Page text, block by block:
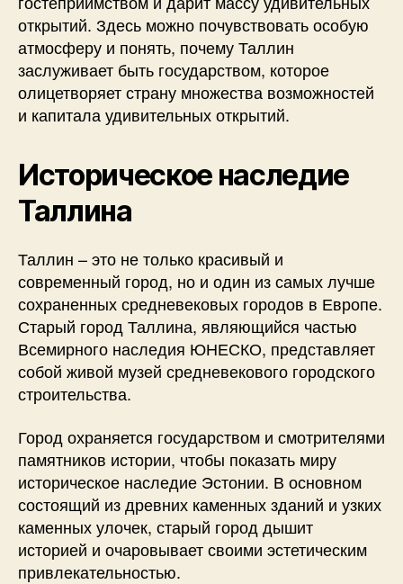
открытий. Здесь можно почувствовать особую
атмосферу и понять, почему Таллин
заслуживает быть государством, которое
олицетворяет страну множества возможностей
и капитала удивительных открытий.
Историческое наследие
Таллина
Таллин – это не только красивый и
современный город, но и один из самых лучше
сохраненных средневековых городов в Европе.
Старый город Таллина, являющийся частью
Всемирного наследия ЮНЕСКО, представляет
собой живой музей средневекового городского
строительства.
Город охраняется государством и смотрителями
памятников истории, чтобы показать миру
историческое наследие Эстонии. В основном
состоящий из древних каменных зданий и узких
каменных улочек, старый город дышит
историей и очаровывает своими эстетическим
привлекательностью.